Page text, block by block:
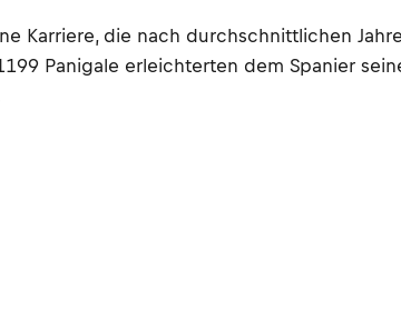
Karriere, die nach durchschnittlichen
Panigale erleichterten dem Spanier